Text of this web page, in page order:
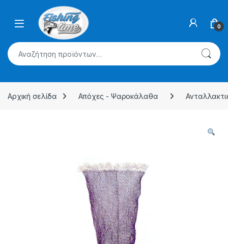
Skip to navigation
0
Αναζήτηση για:
Αρχική σελίδα Απόχες - Ψαροκάλαθα